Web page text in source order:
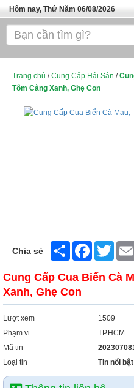
Hôm nay, Thứ Năm 06/08/2026
Trang chủ
Tuyển Sinh Đào Tạo
Hàng Tiêu Dùng
Xây Dựng
Trang chủ /Cung Cấp Hải Sản /
Tôm Càng Xanh, Ghẹ Con
Chia sẻ Share FacebookTwitter
Cung Cấp Cua Biển Cà
Xanh, Ghẹ Con
Lượt xem
1509
Phạm vi
TP.HCM
Mã tin
Loại tin
Tin nổi bật